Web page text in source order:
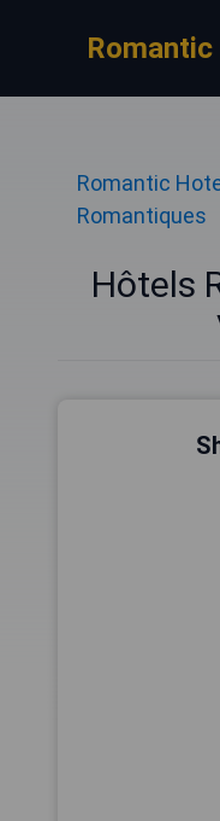
Romantic
Romantiques
Hôtels